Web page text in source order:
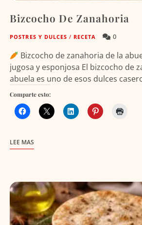
Bizcocho De Zanahoria
POSTRES Y DULCES / RECETA 0
Bizcocho de zanahoria de la
jugosa y esponjosa El bizcocho de
abuela es uno de esos dulces
Comparte esto:
LEE MAS